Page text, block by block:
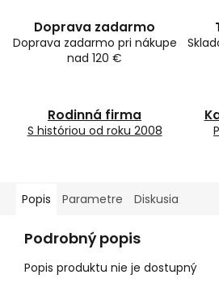
Doprava zadarmo
Doprava zadarmo pri nákupe
nad 120 €
Rodinná firma
S históriou od roku 2008
Popis Parametre Diskusia
Podrobný popis
Popis produktu nie je dostupný